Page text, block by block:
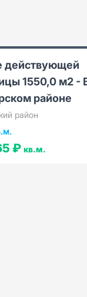
действующей
1550,0 м2 -
районе
район
₽кв.м.